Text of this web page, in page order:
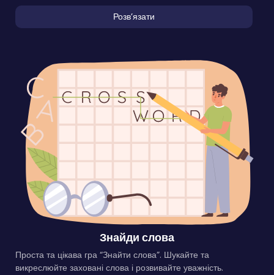
Розвʼязати
Знайди слова
Проста та цікава гра “Знайти слова”. Шукайте та
викреслюйте заховані слова і розвивайте уважність.